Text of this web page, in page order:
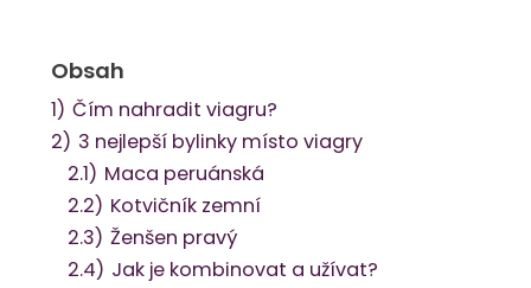
Obsah
1) Čím nahradit viagru?
2) 3 nejlepší bylinky místo viagry
2.1) Maca peruánská
2.2) Kotvičník zemní
2.3) Ženšen pravý
2.4) Jak je kombinovat a užívat?